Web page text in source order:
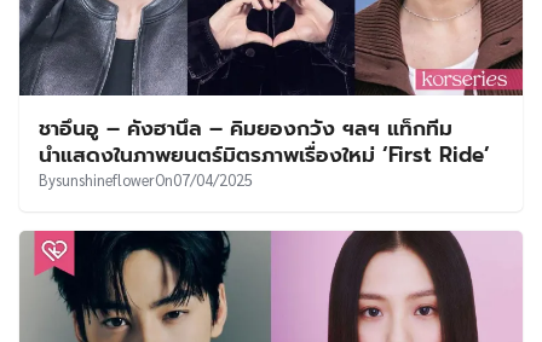
ชาอึนอู – คังฮานึล – คิมยองกวัง ฯลฯ แท็กทีม
นำแสดงในภาพยนตร์มิตรภาพเรื่องใหม่ ‘First Ride’
BysunshineflowerOn07/04/2025